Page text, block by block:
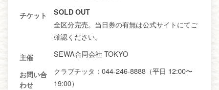
チケット SOLD OUT
全区分完売。当日券の有無は公式サイトにてご
確認ください。
主催 SEWA合同会社 TOKYO
お問い合
わせ
クラブチッタ：044-246-8888（平日 12:00〜
19:00）